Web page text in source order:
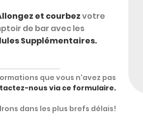
et courbezvotre
de bar avec les
Supplémentaires.
que vous n'avez pas
nous via ce formulaire.
dans les plus brefs délais!